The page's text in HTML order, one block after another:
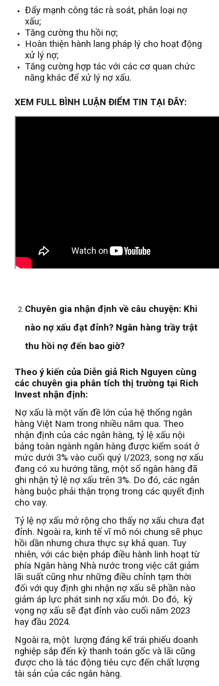
Đẩy mạnh công tác rà soát, phân loại nợ
xấu;
Tăng cường thu hồi nợ;
Hoàn thiện hành lang pháp lý cho hoạt động
xử lý nợ;
Tăng cường hợp tác với các cơ quan chức
năng khác để xử lý nợ xấu.
XEM FULL BÌNH LUẬN ĐIỂM TIN TẠI ĐÂY:
Chuyên gia nhận định về câu chuyện: Khi
nào nợ xấu đạt đỉnh? Ngân hàng trầy trật
thu hồi nợ đến bao giờ?
Theo ý kiến của Diễn giả Rich Nguyen cùng
các chuyên gia phân tích thị trường tại Rich
Invest nhận định:
Nợ xấu là một vấn đề lớn của hệ thống ngân
hàng Việt Nam trong nhiều năm qua. Theo
nhận định của các ngân hàng, tỷ lệ xấu nội
bảng toàn ngành ngân hàng được kiểm soát ở
mức dưới 3% vào cuối quý I/2023, song nợ xấu
đang có xu hướng tăng, một số ngân hàng đã
ghi nhận tỷ lệ nợ xấu trên 3%. Do đó, các ngân
hàng buộc phải thận trọng trong các quyết định
cho vay.
Tỷ lệ nợ xấu mở rộng cho thấy nợ xấu chưa đạt
đỉnh. Ngoài ra, kinh tế vĩ mô nói chung sẽ phục
hồi dần nhưng chưa thực sự khả quan. Tuy
nhiên, với các biện pháp điều hành linh hoạt từ
phía Ngân hàng Nhà nước trong việc cắt giảm
lãi suất cũng như những điều chỉnh tạm thời
đối với quy định ghi nhận nợ xấu sẽ phần nào
giảm áp lực phát sinh nợ xấu mới. Do đó, kỳ
vọng nợ xấu sẽ đạt đỉnh vào cuối năm 2023
hay đầu 2024.
Ngoài ra, một lượng đáng kể trái phiếu doanh
nghiệp sắp đến kỳ thanh toán gốc và lãi cũng
được cho là tác động tiêu cực đến chất lượng
tài sản của các ngân hàng.